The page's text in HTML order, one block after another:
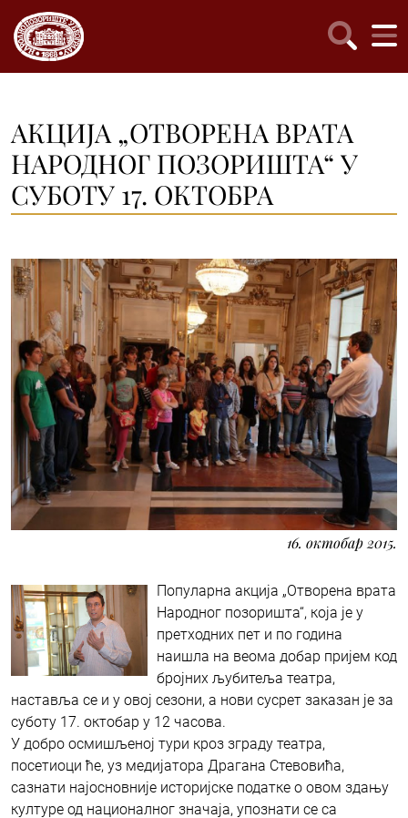
АКЦИЈА „ОТВОРЕНА ВРАТА
НАРОДНОГ ПОЗОРИШТА“ У
СУБОТУ 17. ОКТОБРА
16. октобар 2015.
Популарна акција „Отворена врата
Народног позоришта“, која је у
претходних пет и по година
наишла на веома добар пријем код
бројних љубитеља театра,
наставља се и у овој сезони, а нови сусрет заказан је за
суботу 17. октобар у 12 часова.
У добро осмишљеној тури кроз зграду театра,
посетиоци ће, уз медијатора Драгана Стевовића,
сазнати најосновније историјске податке о овом здању
културе од националног значаја, упознати се са